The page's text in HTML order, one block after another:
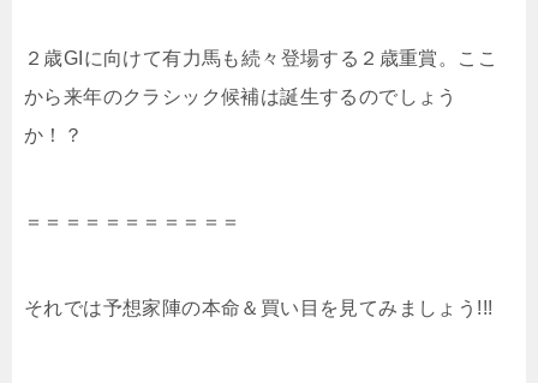
２歳GIに向けて有力馬も続々登場する２歳重賞。ここ
から来年のクラシック候補は誕生するのでしょう
か！？
＝＝＝＝＝＝＝＝＝＝＝
それでは予想家陣の本命＆買い目を見てみましょう!!!